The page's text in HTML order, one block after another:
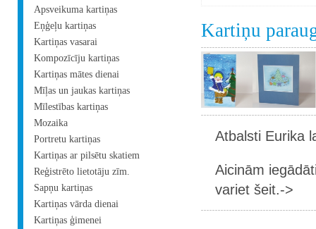
Apsveikuma kartiņas
Eņģeļu kartiņas
Kartiņas vasarai
Kompozīcīju kartiņas
Kartiņas mātes dienai
Mīļas un jaukas kartiņas
Mīlestības kartiņas
Mozaika
Portretu kartiņas
Kartiņas ar pilsētu skatiem
Reģistrēto lietotāju zīm.
Sapņu kartiņas
Kartiņas vārda dienai
Kartiņas ģimenei
Kartiņu
Atbalsti Eurika
Aicinām
variet šeit.->